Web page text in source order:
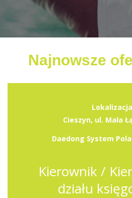
Najnowsze
Cieszyn, ul. Mała
Daedong System
Kierownik /
działu